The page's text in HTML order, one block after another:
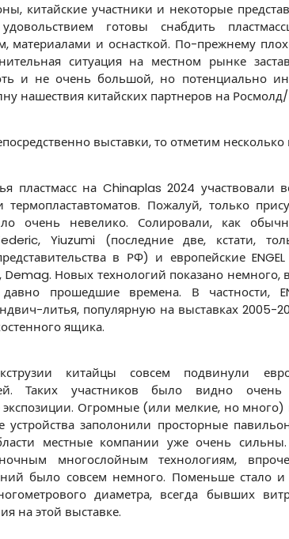
китайские участники и некоторые
готовы снабдить
материалами и оснасткой. По-прежнему
ситуация на местном рынке
и не очень большой, но потенциально
нашествия китайских партнеров на
выставки, то отметим
пластмасс на Chinaplas 2024
термопластавтоматов. Пожалуй, только
очень невелико. Солировали, как
Yiuzumi (последние две, кстати,
в РФ) и европейские
Новых технологий показано немного,
прошедшие времена. В частности,
литья, популярную на выставках 2005-
ящика.
китайцы совсем подвинули
Таких участников было видно
Огромные (или мелкие, но много)
устройства заполонили просторные
местные компании уже очень
многослойным технологиям,
было совсем немного. Поменьше стало
диаметра, всегда бывших
на этой выставке.